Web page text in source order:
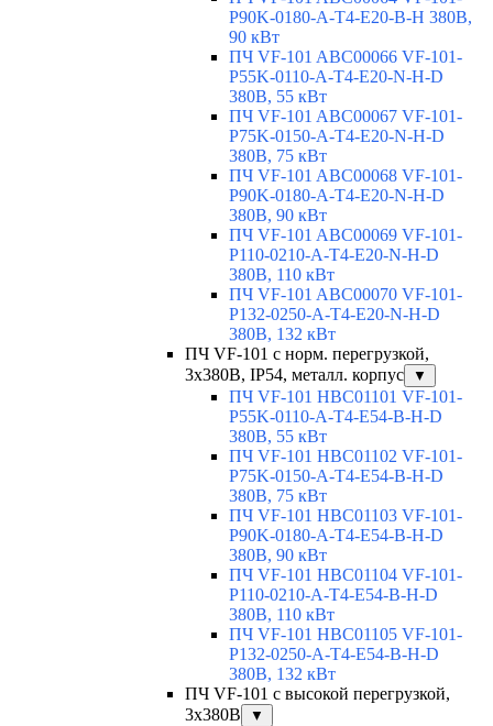
P90K-0180-A-T4-E20-B-H 380В,
90 кВт
ПЧ VF-101 ABC00066 VF-101-
P55K-0110-A-T4-E20-N-H-D
380В, 55 кВт
ПЧ VF-101 ABC00067 VF-101-
P75K-0150-A-T4-E20-N-H-D
380В, 75 кВт
ПЧ VF-101 ABC00068 VF-101-
P90K-0180-A-T4-E20-N-H-D
380В, 90 кВт
ПЧ VF-101 ABC00069 VF-101-
P110-0210-A-T4-E20-N-H-D
380В, 110 кВт
ПЧ VF-101 ABC00070 VF-101-
P132-0250-A-T4-E20-N-H-D
380В, 132 кВт
ПЧ VF-101 с норм. перегрузкой,
3х380В, IP54, металл. корпус
▼
ПЧ VF-101 HBC01101 VF-101-
P55K-0110-A-T4-E54-B-H-D
380В, 55 кВт
ПЧ VF-101 HBC01102 VF-101-
P75K-0150-A-T4-E54-B-H-D
380В, 75 кВт
ПЧ VF-101 HBC01103 VF-101-
P90K-0180-A-T4-E54-B-H-D
380В, 90 кВт
ПЧ VF-101 HBC01104 VF-101-
P110-0210-A-T4-E54-B-H-D
380В, 110 кВт
ПЧ VF-101 HBC01105 VF-101-
P132-0250-A-T4-E54-B-H-D
380В, 132 кВт
ПЧ VF-101 с высокой перегрузкой,
3x380В
▼